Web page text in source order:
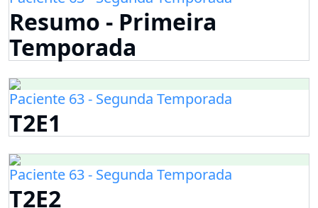
Resumo - Primeira
Temporada
Paciente 63 - Segunda Temporada
T2E1
Paciente 63 - Segunda Temporada
T2E2